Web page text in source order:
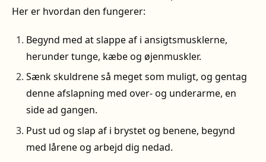
Her er hvordan den fungerer:
Begynd med at slappe af i ansigtsmusklerne,
herunder tunge, kæbe og øjenmuskler.
Sænk skuldrene så meget som muligt, og gentag
denne afslapning med over- og underarme, en
side ad gangen.
Pust ud og slap af i brystet og benene, begynd
med lårene og arbejd dig nedad.